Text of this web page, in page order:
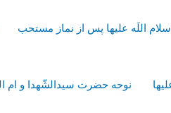
اللَه علیها پس از نماز مستحب
نوحه حضرت سیدالشّهدا و ام